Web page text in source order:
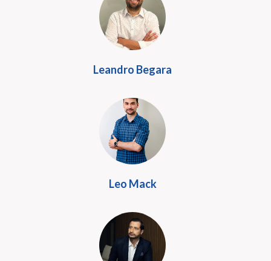
Leandro Begara
Leo Mack